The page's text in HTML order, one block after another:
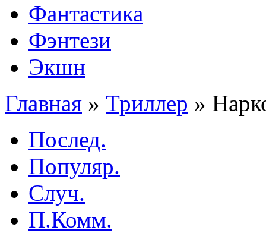
Фантастика
Фэнтези
Экшн
Главная » Триллер »
Послед.
Популяр.
Случ.
П.Комм.